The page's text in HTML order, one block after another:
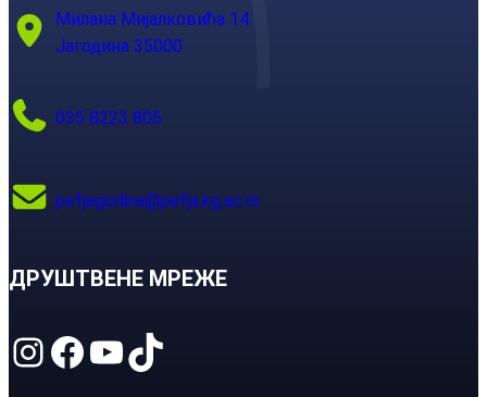
Милана Мијалковића 14
Јагодина 35000
035 8223 805
pefjagodina@pefja.kg.ac.rs
ДРУШТВЕНЕ МРЕЖЕ
Instagram Facebook YouTube TikTok